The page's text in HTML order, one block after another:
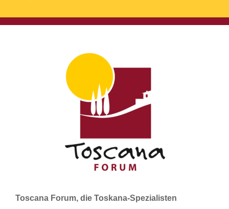
Toscana Forum, die Toskana-Spezialisten